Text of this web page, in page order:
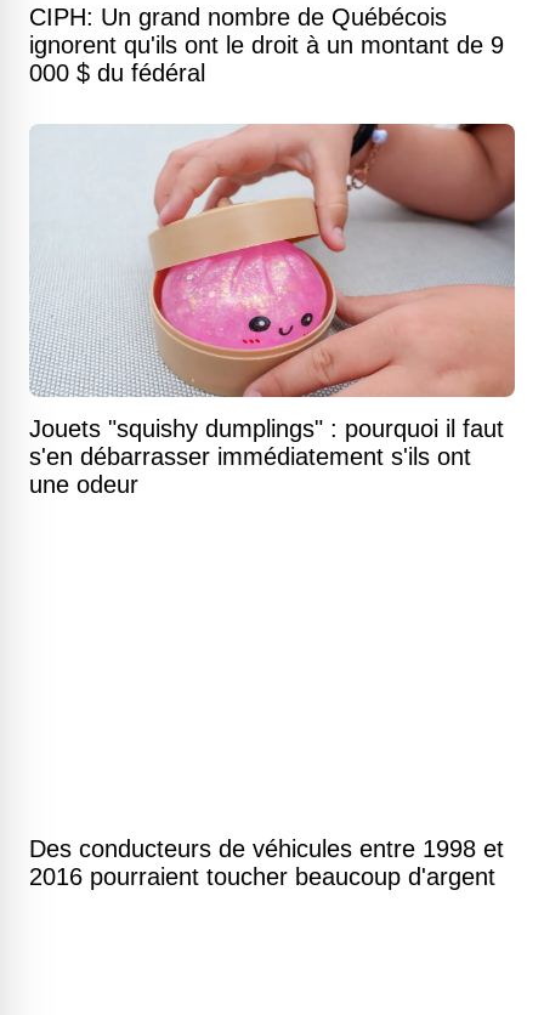
CIPH: Un grand nombre de Québécois
ignorent qu'ils ont le droit à un montant de 9
000 $ du fédéral
Jouets "squishy dumplings" : pourquoi il faut
s'en débarrasser immédiatement s'ils ont
une odeur
Des conducteurs de véhicules entre 1998 et
2016 pourraient toucher beaucoup d'argent